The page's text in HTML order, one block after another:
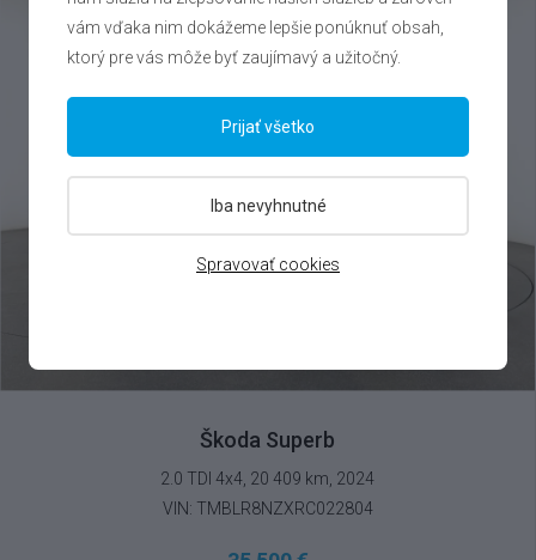
Škoda Superb
2.0 TDI 4x4, 20 409 km, 2024
VIN: TMBLR8NZXRC022804
vám vďaka nim dokážeme lepšie ponúknuť obsah,
ktorý pre vás môže byť zaujímavý a užitočný.
Spravovať cookies
Iba nevyhnutné
Prijať všetko